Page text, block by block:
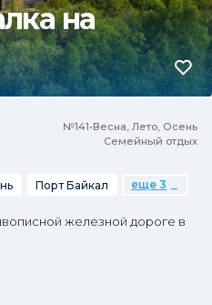
на
№141•Весна, Лето, Осень
Семейный отдых
Порт Байкал еще 3
железной дороге в